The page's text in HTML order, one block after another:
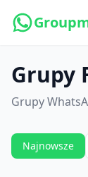
Grupy
Grupy
Najnowsze